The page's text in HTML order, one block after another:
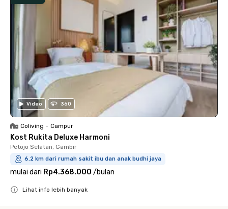
Video 360
Coliving • Campur
Kost Rukita Deluxe Harmoni
Petojo Selatan, Gambir
6.2 km dari rumah sakit ibu dan anak budhi jaya
mulai dari Rp4.368.000 /bulan
Lihat info lebih banyak